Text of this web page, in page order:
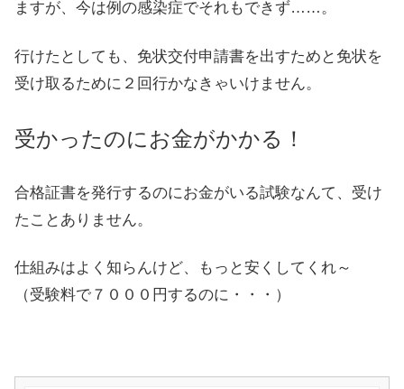
ますが、今は例の感染症でそれもできず……。
行けたとしても、免状交付申請書を出すためと免状を
受け取るために２回行かなきゃいけません。
受かったのにお金がかかる！
合格証書を発行するのにお金がいる試験なんて、受け
たことありません。
仕組みはよく知らんけど、もっと安くしてくれ～
（受験料で７０００円するのに・・・）